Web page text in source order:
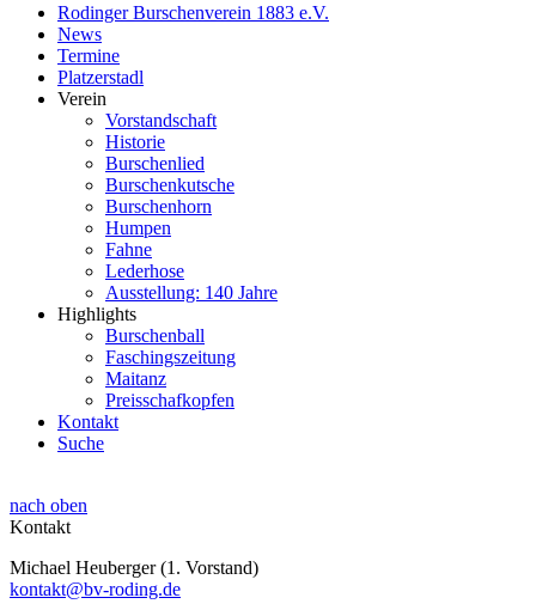
Rodinger Burschenverein 1883 e.V.
News
Termine
Platzerstadl
Verein
Vorstandschaft
Historie
Burschenlied
Burschenkutsche
Burschenhorn
Humpen
Fahne
Lederhose
Ausstellung: 140 Jahre
Highlights
Burschenball
Faschingszeitung
Maitanz
Preisschafkopfen
Kontakt
Suche
nach oben
Kontakt
Michael Heuberger (1. Vorstand)
kontakt@bv-roding.de